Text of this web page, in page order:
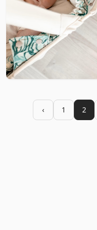
‹ 1 2